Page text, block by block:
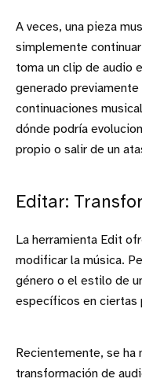
A veces, una pieza
simplemente
toma un clip de audio
generado
continuaciones
dónde podría
propio o salir de un
Editar:
La herramienta Edit
modificar la música.
género o el estilo de
específicos en ciertas
Recientemente, se ha
transformación de